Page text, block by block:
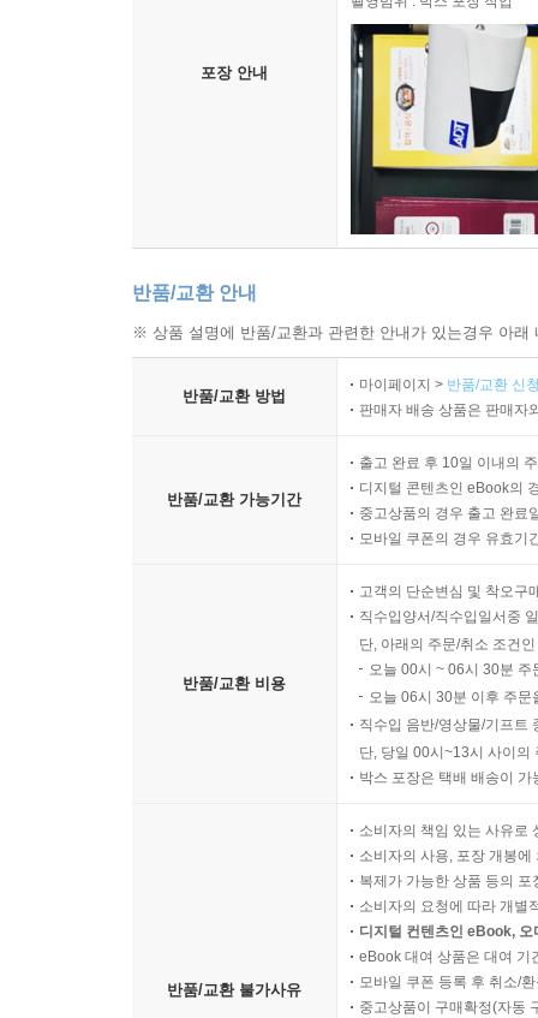
포장 안내
반품/교환 안내
※ 상품 설명에 반품/교환과 관련한 안내가 있는경우 아
반품/교환 방법
마이페이지 > 반품/교환 신
판매자 배송 상품은 판매자
반품/교환 가능기간
출고 완료 후 10일 이내의
디지털 콘텐츠인 eBook의
중고상품의 경우 출고 완료
모바일 쿠폰의 경우 유효기
반품/교환 비용
고객의 단순변심 및 착오구
직수입양서/직수입일서중
단, 아래의 주문/취소 조건
오늘 00시 ~ 06시 30분
오늘 06시 30분 이후 주
직수입 음반/영상물/기프트
단, 당일 00시~13시 사이의
박스 포장은 택배 배송이
반품/교환 불가사유
소비자의 책임 있는 사유로
소비자의 사용, 포장 개봉
복제가 가능한 상품 등의
소비자의 요청에 따라 개별
디지털 컨텐츠인 eBook,
eBook 대여 상품은 대여 기
모바일 쿠폰 등록 후 취소/
중고상품이 구매확정(자동